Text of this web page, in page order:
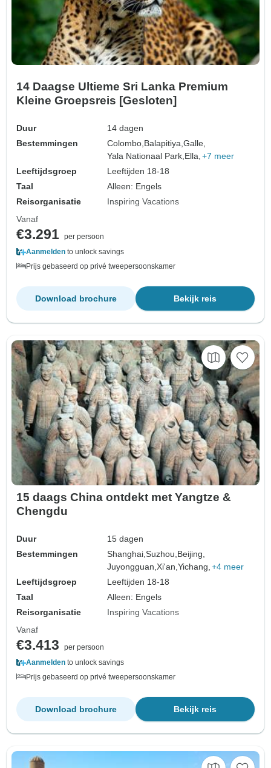
14 Daagse Ultieme Sri Lanka Premium
Kleine Groepsreis [Gesloten]
Duur
14 dagen
Bestemmingen
Colombo,Balapitiya,Galle,
Yala Nationaal Park,Ella, +7 meer
Leeftijdsgroep
Leeftijden 18-18
Taal
Alleen: Engels
Reisorganisatie
Inspiring Vacations
Vanaf
€3.291 per persoon
Aanmelden to unlock savings
Prijs gebaseerd op privé tweepersoonskamer
Bekijk reis
Download brochure
15 daags China ontdekt met Yangtze &
Chengdu
Duur
15 dagen
Bestemmingen
Shanghai,Suzhou,Beijing,
Juyongguan,Xi'an,Yichang, +4 meer
Leeftijdsgroep
Leeftijden 18-18
Taal
Alleen: Engels
Reisorganisatie
Inspiring Vacations
Vanaf
€3.413
per persoon
Aanmelden to unlock savings
Prijs gebaseerd op privé tweepersoonskamer
Bekijk reis
Download brochure